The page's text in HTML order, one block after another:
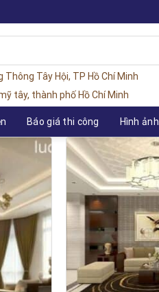
Thông Tây Hội, TP Hồ Chí Minh
tây, thành phố Hồ Chí Minh
Báo giá thi công Hình ảnh